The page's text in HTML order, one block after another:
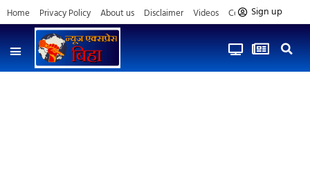
Home Privacy Policy About us Disclaimer Videos Contact us
Sign up